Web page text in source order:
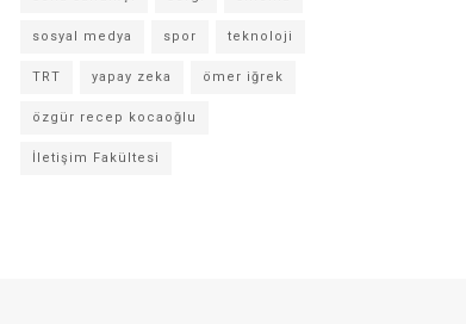
sosyal medya spor teknoloji
TRT yapay zeka ömer iğrek
özgür recep kocaoğlu
İletişim Fakültesi